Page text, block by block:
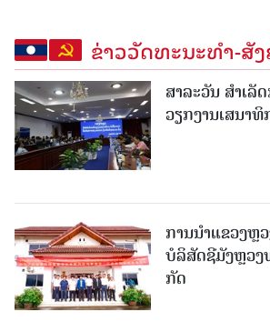
ຂ່າວວັດທະນະທຳ-ສັ
ສາລະວັນ ສໍາເລັ
ວຽກງານເສນາ
ການນຳແຂວງຫຼ
ບໍ​ລິ​ສັດຊີມັງຫຼວງ
ກັດ